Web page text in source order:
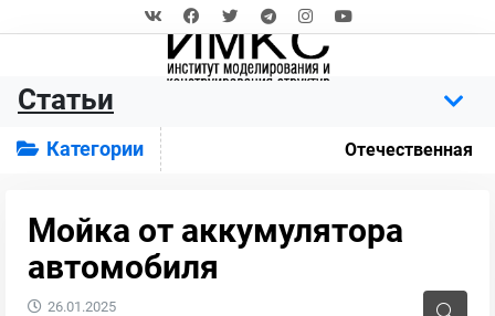
Статьи
Категории Отечественная
Мойка от аккумулятора
автомобиля
26.01.2025